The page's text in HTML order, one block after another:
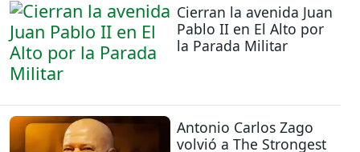
Cierran la avenida Juan
Pablo II en El Alto por
la Parada Militar
Antonio Carlos Zago
volvió a The Strongest